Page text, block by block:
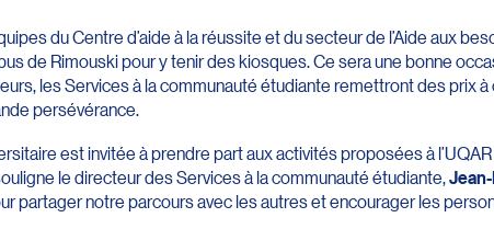
du Centre d’aide à la réussite et du secteur de l’Aide aux
de Rimouski pour y tenir des kiosques. Ce sera une bonne
les Services à la communauté étudiante remettront des prix
persévérance.
est invitée à prendre part aux activités proposées à
le directeur des Services à la communauté étudiante,
partager notre parcours avec les autres et encourager les